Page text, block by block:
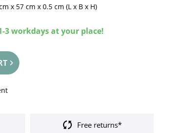
x 57 cm x0.5 cm (L x B x H)
3 workdays at your place!
Free returns*